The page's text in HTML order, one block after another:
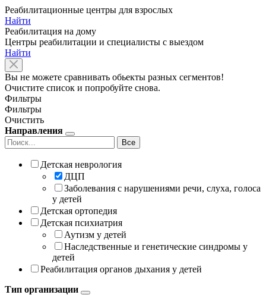
Реабилитационные центры для взрослых
Найти
Реабилитация на дому
Центры реабилитации и специалисты с выездом
Найти
Вы не можете сравнивать обьекты разных сегментов!
Очистите список и попробуйте снова.
Фильтры
Фильтры
Очистить
Направления
Все
Детская неврология
ДЦП
Заболевания с нарушениями речи, слуха, голоса
у детей
Детская ортопедия
Детская психиатрия
Аутизм у детей
Наследственные и генетические синдромы у
детей
Реабилитация органов дыхания у детей
Тип организации